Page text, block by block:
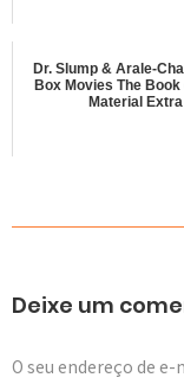
Dr. Slump & Arale-
Box Movies The Book
Material Extra
Deixe um
O seu endereço de